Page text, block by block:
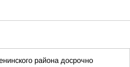
района досрочно